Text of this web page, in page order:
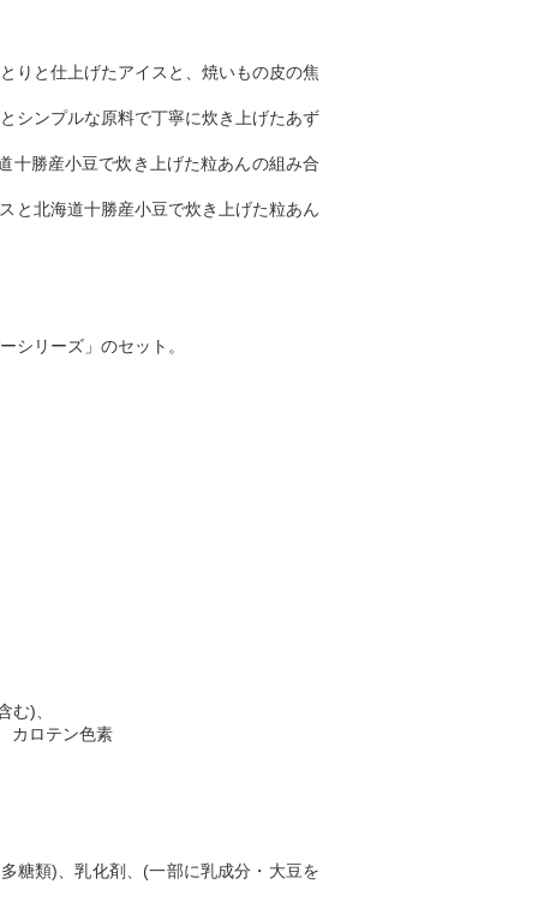
りと仕上げたアイスと、焼いもの皮の焦
シンプルな原料で丁寧に炊き上げたあず
十勝産小豆で炊き上げた粒あんの組み合
と北海道十勝産小豆で炊き上げた粒あん
シリーズ」のセット。
む)、
カロテン色素
糖類)、乳化剤、(一部に乳成分・大豆を